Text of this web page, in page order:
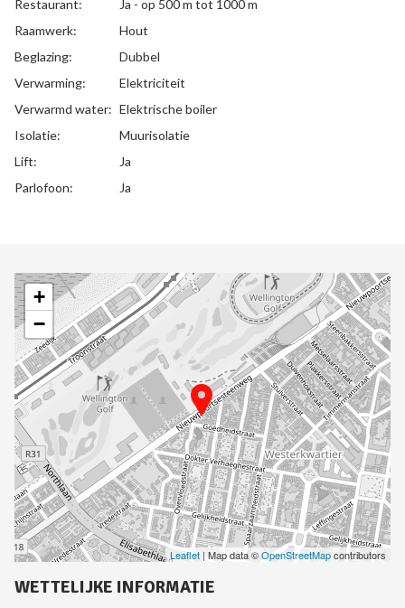
Restaurant:
Ja - op 500 m tot 1000 m
Raamwerk:
Hout
Beglazing:
Dubbel
Verwarming:
Elektriciteit
Verwarmd water: Elektrische boiler
Isolatie:
Muurisolatie
Lift:
Ja
Parlofoon:
Ja
+
−
Leaflet | Map data ©OpenStreetMapcontributors
WETTELIJKE INFORMATIE